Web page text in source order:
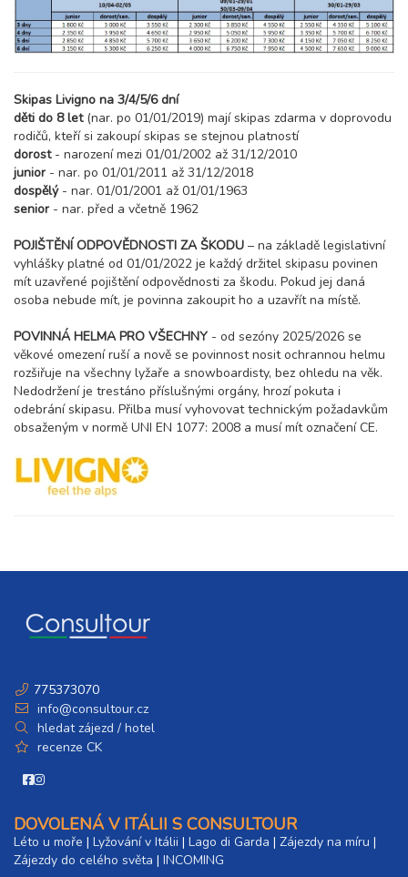
březen 2027
sobota - sobota
24 600 Kč rezervovat
13.03. - 20.03.27
sobota - sobota
8 dní (7 nocí)
24 600 Kč
20.03. - 27.03.27
24 600 Kč rezervovat
27.03. - 03.04.27
sobota - sobota
8 dní (7 nocí)
duben 2027
03.04. - 10.04.27
sobota - sobota
8 dní (7 nocí)
10.04. - 17.04.27
sobota - sobota
24.04. - 01.05.27
sobota - sobota
Skipas Livigno na 3/4/5/6 dní
děti do 8 let (nar. po 01/01/2019) mají skipas zdarma v doprovodu
rodičů, kteří si zakoupí skipas se stejnou platností
dorost- narození mezi 01/01/2002 až 31/12/2010
junior- nar. po 01/01/2011 až 31/12/2018
dospělý - nar. 01/01/2001 až 01/01/1963
senior - nar. před a včetně 1962
POJIŠTĚNÍ ODPOVĚDNOSTI ZA ŠKODU – na základě legislativní
vyhlášky platné od 01/01/2022 je každý držitel skipasu povinen
mít uzavřené pojištění odpovědnosti za škodu. Pokud jej daná
osoba nebude mít, je povinna zakoupit ho a uzavřít na místě.
POVINNÁ HELMA PRO VŠECHNY - od sezóny 2025/2026 se
věkové omezení ruší a nově se povinnost nosit ochrannou helmu
rozšiřuje na všechny lyžaře a snowboardisty, bez ohledu na věk.
Nedodržení je trestáno příslušnými orgány, hrozí pokuta i
odebrání skipasu. Přilba musí vyhovovat technickým požadavkům
obsaženým v normě UNI EN 1077: 2008 a musí mít označení CE.
775373070
info@consultour.cz
hledat zájezd / hotel
recenze CK
DOVOLENÁ V ITÁLII S CONSULTOUR
Léto u moře | Lyžování v Itálii | Lago di Garda | Zájezdy na míru |
Zájezdy do celého světa | INCOMING